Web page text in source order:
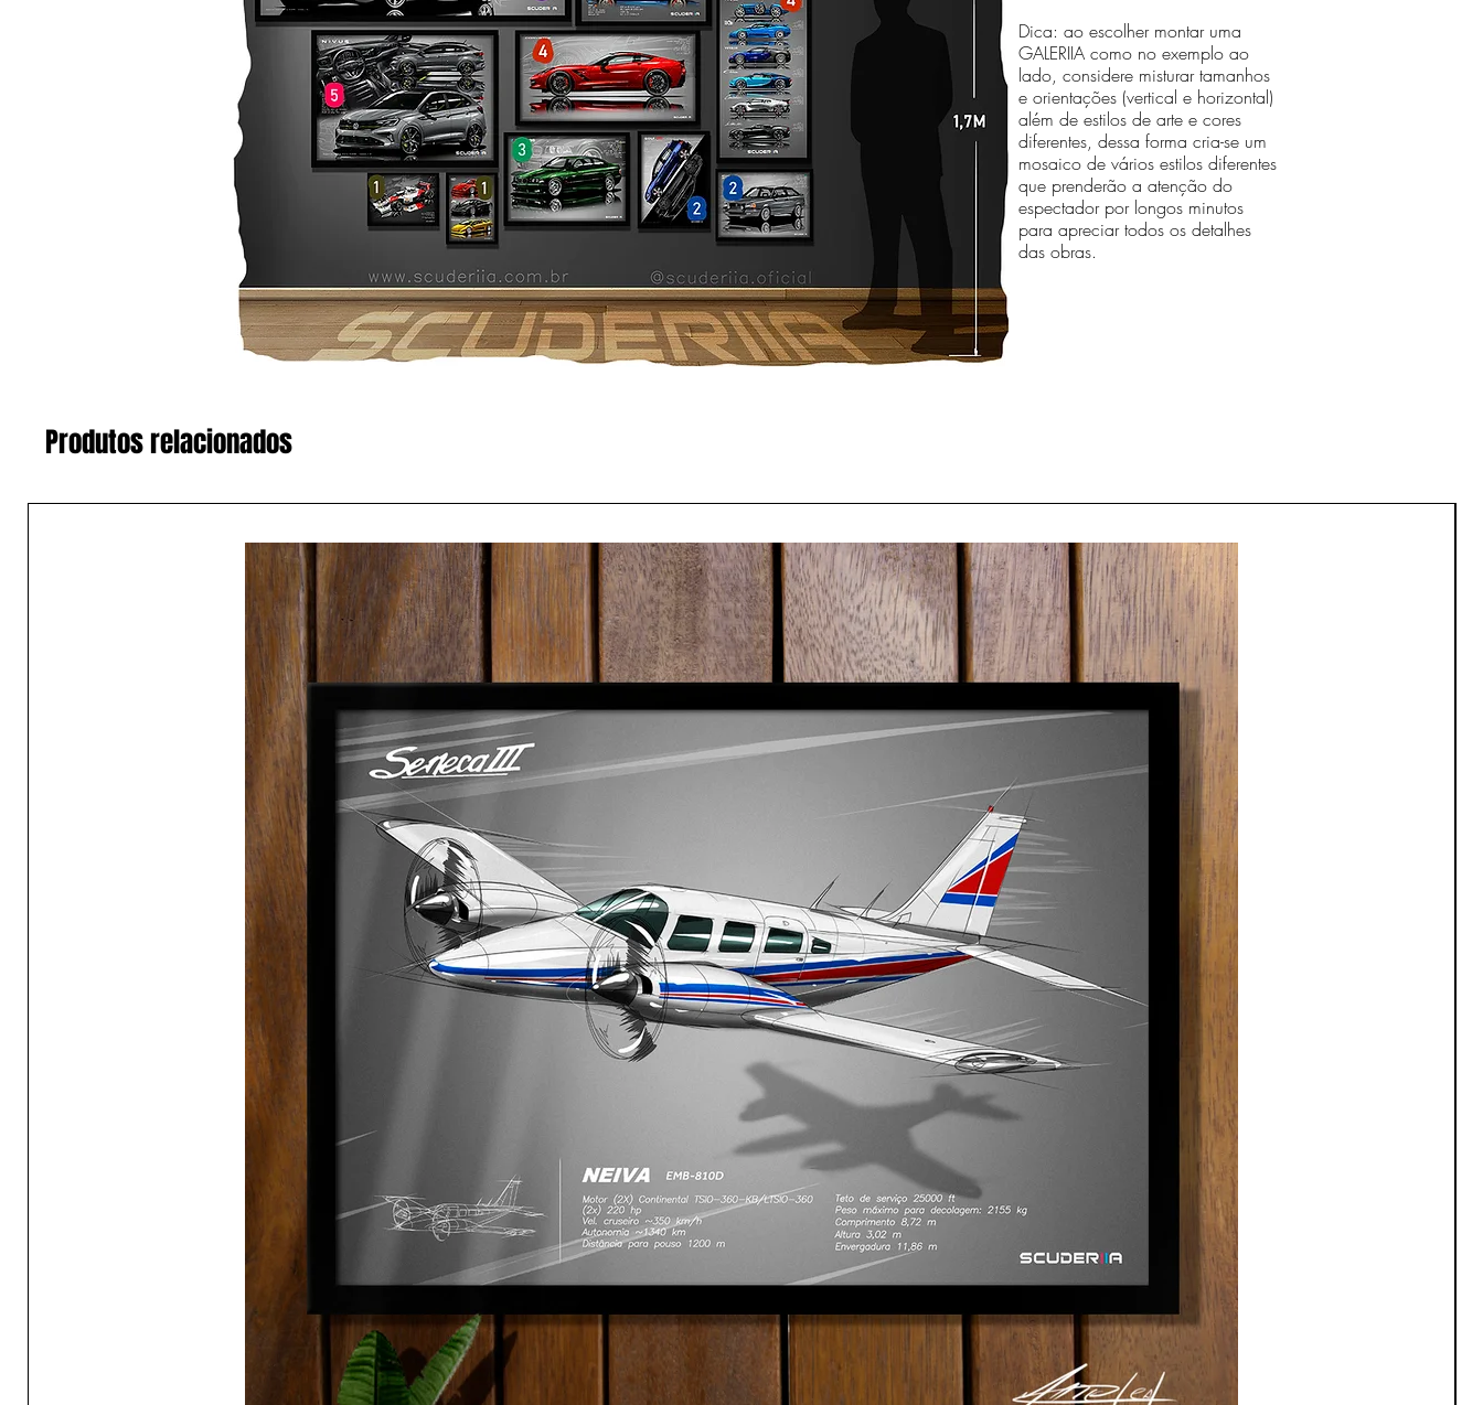
Dica: ao escolher montar uma
GALERIIA como no exemplo ao
lado, considere misturar tamanhos
e orientações (vertical e horizontal)
além de estilos de arte e cores
diferentes, dessa forma cria-se um
mosaico de vários estilos diferentes
que prenderão a atenção do
espectador por longos minutos
para apreciar todos os detalhes
das obras.
Produtos relacionados